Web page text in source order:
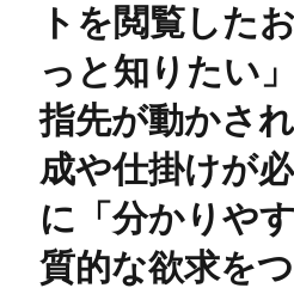
トを閲覧した
っと知りたい
指先が動かさ
成や仕掛けが
に「分かりや
質的な欲求を